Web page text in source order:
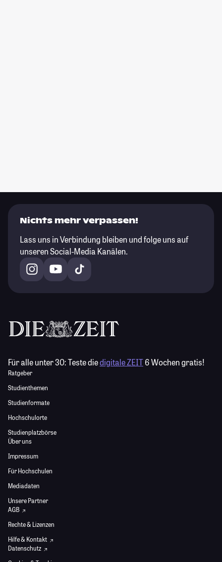
Nichts mehr verpassen!
Lass uns in Verbindung bleiben und folge uns auf
unseren Social-Media Kanälen.
Für alle unter 30:Teste diedigitale ZEIT6 Wochen gratis!
Ratgeber
Studienthemen
Studienformate
Hochschulorte
Studienplatzbörse
Über uns
Impressum
Für Hochschulen
Mediadaten
Unsere Partner
AGB
Rechte & Lizenzen
Hilfe & Kontakt
Datenschutz